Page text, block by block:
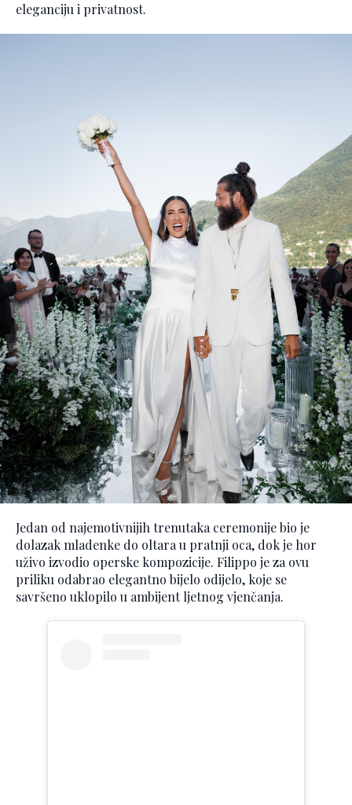
eleganciju i privatnost.
Jedan od najemotivnijih trenutaka ceremonije bio je
dolazak mladenke do oltara u pratnji oca, dok je hor
uživo izvodio operske kompozicije. Filippo je za ovu
priliku odabrao elegantno bijelo odijelo, koje se
savršeno uklopilo u ambijent ljetnog vjenčanja.